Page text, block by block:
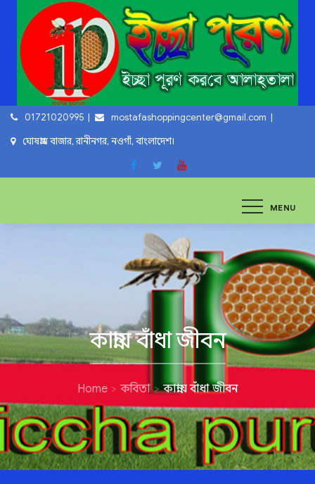
content
01721020995
mostafashoppingcenter@gmail.com
ঘোষগ্রাম বাজার, রানীনগর, নওগাঁ, বাংলাদেশ।
MENU
কান্নায় বাঁধা জীবন
Home কবিতা কান্নায় বাঁধা জীবন